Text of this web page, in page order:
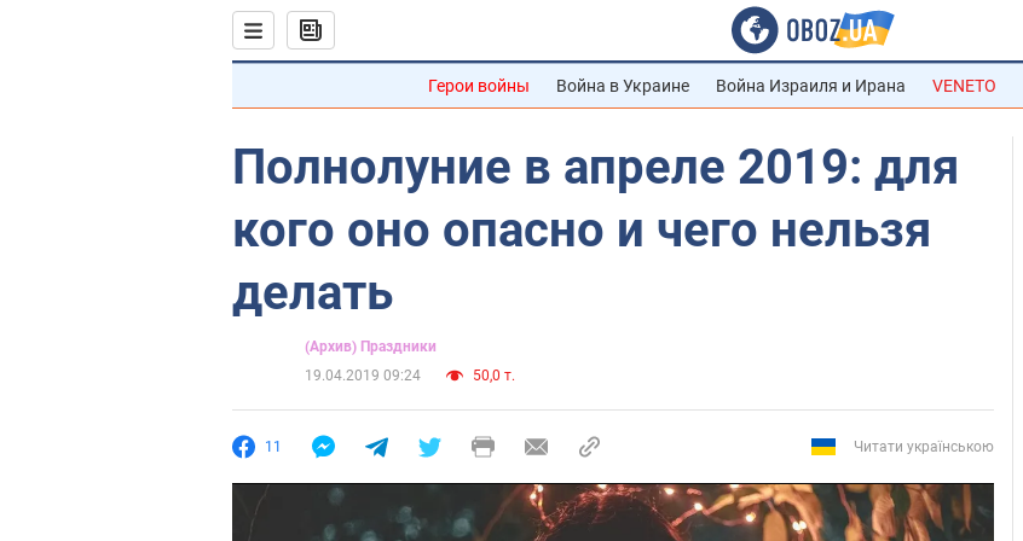
Герои войны Война в Украине Война Израиля и Ирана VENETO
Полнолуние в апреле 2019: для
кого оно опасно и чего нельзя
делать
(Архив) Праздники
19.04.2019 09:24
50,0 т.
11 Читати українською